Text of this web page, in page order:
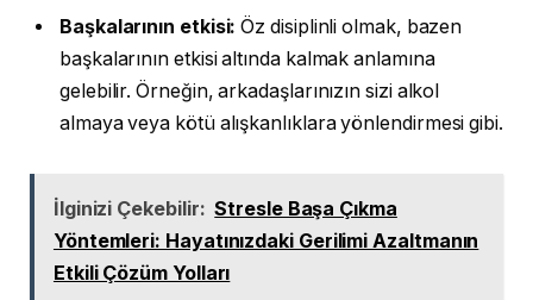
Başkalarının etkisi: Öz disiplinli olmak, bazen
başkalarının etkisi altında kalmak anlamına
gelebilir. Örneğin, arkadaşlarınızın sizi alkol
almaya veya kötü alışkanlıklara yönlendirmesi gibi.
İlginizi Çekebilir: Stresle Başa Çıkma
Yöntemleri: Hayatınızdaki Gerilimi Azaltmanın
Etkili Çözüm Yolları